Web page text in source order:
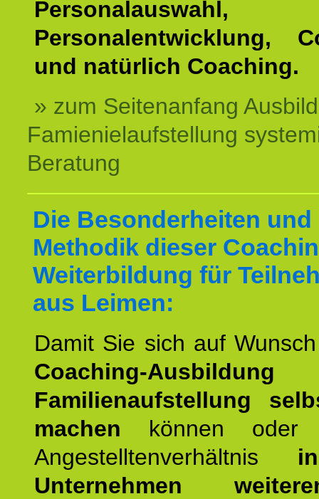
Personalauswahl,
Personalentwicklung,
und natürlich Coaching.
» zum Seitenanfang
Famienielaufstellung
Beratung
Die Besonderheiten und
Methodik dieser
Weiterbildung für
aus Leimen:
Damit Sie sich auf
Coaching-Ausbildung
Familienaufstellung
machen können oder
Angestelltenverhältnis
Unternehmen